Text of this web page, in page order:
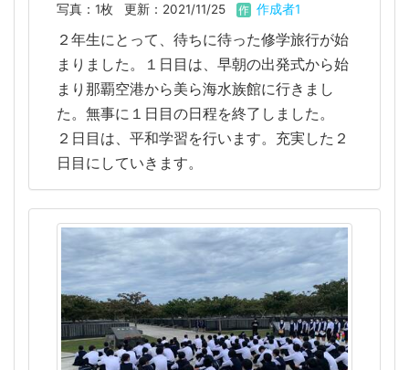
写真：1枚 更新：2021/11/25 作成者1
２年生にとって、待ちに待った修学旅行が始
まりました。１日目は、早朝の出発式から始
まり那覇空港から美ら海水族館に行きまし
た。無事に１日目の日程を終了しました。
２日目は、平和学習を行います。充実した２
日目にしていきます。